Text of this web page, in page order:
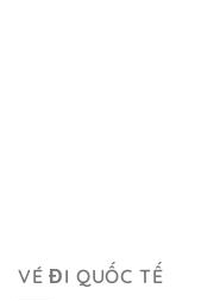
VÉ ĐI QUỐC TẾ